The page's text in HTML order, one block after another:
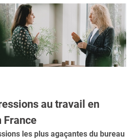
au travail en
France
les plus agaçantes du bureau